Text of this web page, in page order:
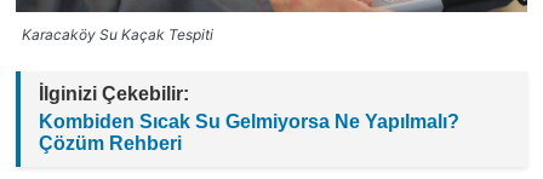
Karacaköy Su Kaçak Tespiti
İlginizi Çekebilir:
Kombiden Sıcak Su Gelmiyorsa Ne Yapılmalı?
Çözüm Rehberi